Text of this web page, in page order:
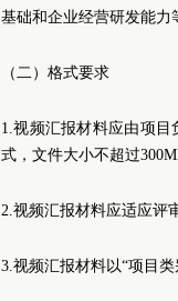
基础和企业经营研发能力
（二）格式要求
1.视频汇报材料应由项目
式，文件大小不超过
2.视频汇报材料应适应评
3.视频汇报材料以“项目